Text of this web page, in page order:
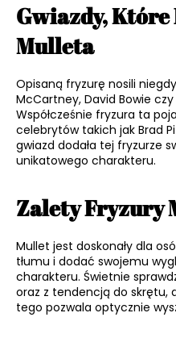
Gwiazdy, Które
Mulleta
Opisaną fryzurę nosili
McCartney, David Bowie
Współcześnie fryzura ta
celebrytów takich jak Brad
gwiazd dodała tej fryzurze
unikatowego charakteru.
Zalety Fryzury
Mullet jest doskonały dla
tłumu i dodać swojemu
charakteru. Świetnie
oraz z tendencją do skrętu,
tego pozwala optycznie